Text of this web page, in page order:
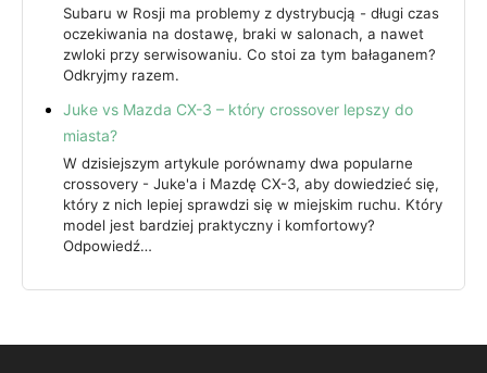
Subaru w Rosji ma problemy z dystrybucją - długi czas
oczekiwania na dostawę, braki w salonach, a nawet
zwloki przy serwisowaniu. Co stoi za tym bałaganem?
Odkryjmy razem.
Juke vs Mazda CX-3 – który crossover lepszy do
miasta?
W dzisiejszym artykule porównamy dwa popularne
crossovery - Juke'a i Mazdę CX-3, aby dowiedzieć się,
który z nich lepiej sprawdzi się w miejskim ruchu. Który
model jest bardziej praktyczny i komfortowy?
Odpowiedź…